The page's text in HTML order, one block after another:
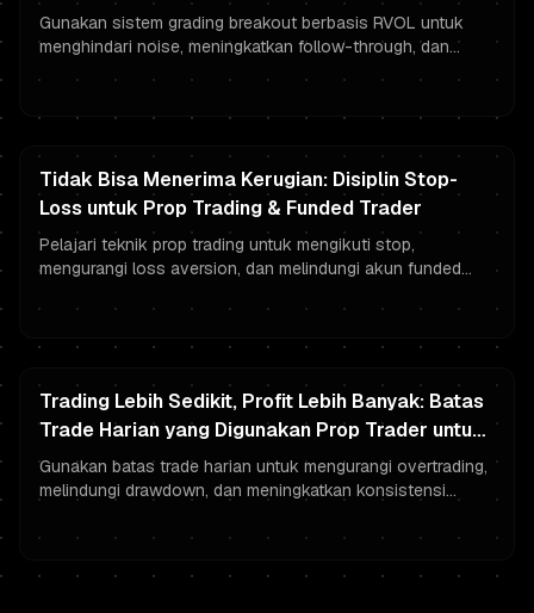
Gunakan sistem grading breakout berbasis RVOL untuk
menghindari noise, meningkatkan follow-through, dan
Tidak Bisa Menerima Kerugian: Disiplin Stop-
Loss untuk Prop Trading & Funded Trader
Pelajari teknik prop trading untuk mengikuti stop,
mengurangi loss aversion, dan melindungi akun funded
Trading Lebih Sedikit, Profit Lebih Banyak: Batas
Trade Harian yang Digunakan Prop Trader untuk
PnL Konsisten
Gunakan batas trade harian untuk mengurangi overtrading,
melindungi drawdown, dan meningkatkan konsistensi
manajemen risiko.